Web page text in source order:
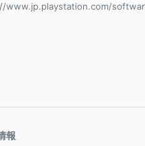
www.jp.playstation.com/
報